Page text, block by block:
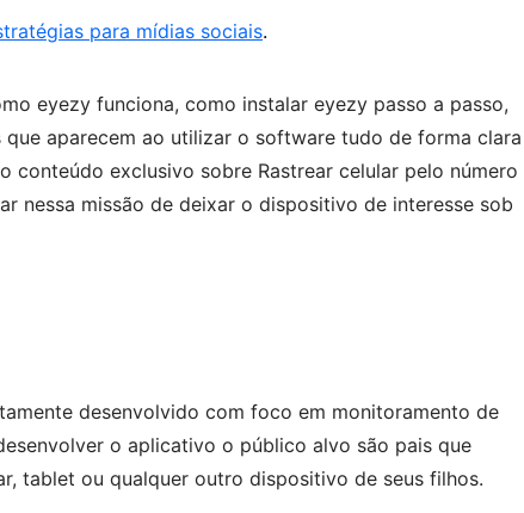
para mídias sociais.
eyezy funciona, como instalar eyezy passo a passo,
aparecem ao utilizar o software tudo de forma clara
exclusivo sobre Rastrear celular pelo número
nessa missão de deixar o dispositivo de interesse sob
desenvolvido com foco em monitoramento de
o aplicativo o público alvo são pais que
tablet ou qualquer outro dispositivo de seus filhos.